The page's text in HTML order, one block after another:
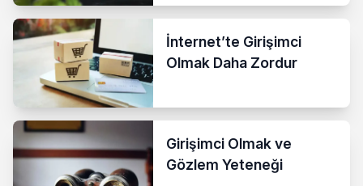
İnternet’te Girişimci
Olmak Daha Zordur
Girişimci Olmak ve
Gözlem Yeteneği